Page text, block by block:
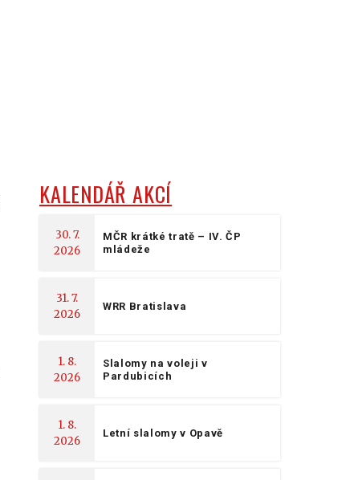
KALENDÁŘ AKCÍ
30. 7.
2026
MČR krátké tratě – IV. ČP
mládeže
31. 7.
2026
WRR Bratislava
1. 8.
2026
Slalomy na voleji v
Pardubicích
1. 8.
2026
Letní slalomy v Opavě